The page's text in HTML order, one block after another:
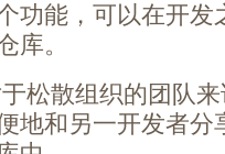
功能，可以在开
库。
松散组织的团队
地和另一开发者分